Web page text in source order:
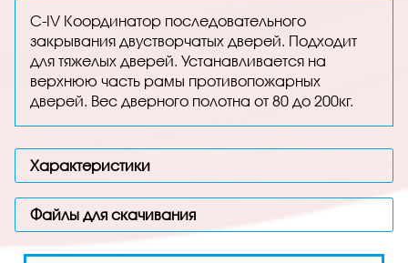
C-IV Координатор последовательного
закрывания двустворчатых дверей. Подходит
для тяжелых дверей. Устанавливается на
верхнюю часть рамы противопожарных
дверей. Вес дверного полотна от 80 до 200кг.
Характеристики
Файлы для скачивания